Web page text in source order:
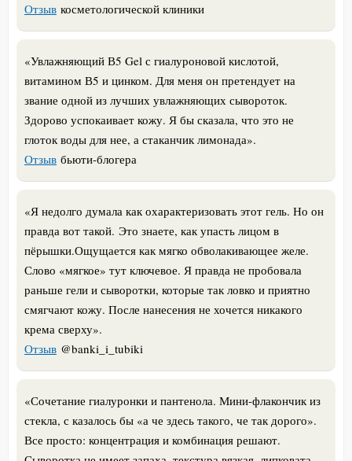
Отзыв косметологической клиники
«Увлажняющий В5 Gel с гиалуроновой кислотой,
витамином В5 и цинком. Для меня он претендует на
звание одной из лучших увлажняющих сывороток.
Здорово успокаивает кожу. Я бы сказала, что это не
глоток воды для нее, а стаканчик лимонада».
Отзыв бьюти-блогера
«Я недолго думала как охарактеризовать этот гель. Но он
правда вот такой. Это знаете, как упасть лицом в
пёрышки.Ощущается как мягко обволакивающее желе.
Слово «мягкое» тут ключевое. Я правда не пробовала
раньше гели и сыворотки, которые так ловко и приятно
смягчают кожу. После нанесения не хочется никакого
крема сверху».
Отзыв @banki_i_tubiki
«Сочетание гиалуронки и пантенола. Мини-флакончик из
стекла, с казалось бы «а че здесь такого, че так дорого».
Все просто: концентрация и комбинация решают.